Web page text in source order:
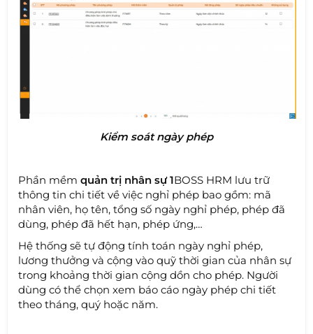
Kiểm soát ngày phép
Phần mềmquản trị nhân sự 1BOSS HRM lưu trữ
thông tin chi tiết về việc nghỉ phép bao gồm: mã
nhân viên, họ tên, tổng số ngày nghỉ phép, phép đã
dùng, phép đã hết hạn, phép ứng,…
Hệ thống sẽ tự động tính toán ngày nghỉ phép,
lương thưởng và cộng vào quỹ thời gian của nhân sự
trong khoảng thời gian cộng dồn cho phép. Người
dùng có thể chọn xem báo cáo ngày phép chi tiết
theo tháng, quý hoặc năm.